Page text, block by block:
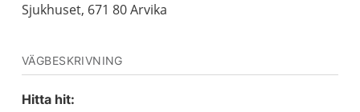
Sjukhuset, 671 80 Arvika
VÄGBESKRIVNING
Hitta hit: